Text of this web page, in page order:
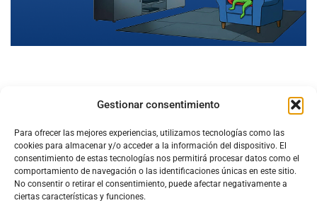
Gestionar consentimiento
Para ofrecer las mejores experiencias, utilizamos tecnologías como las
cookies para almacenar y/o acceder a la información del dispositivo. El
consentimiento de estas tecnologías nos permitirá procesar datos como el
comportamiento de navegación o las identificaciones únicas en este sitio.
No consentir o retirar el consentimiento, puede afectar negativamente a
ciertas características y funciones.